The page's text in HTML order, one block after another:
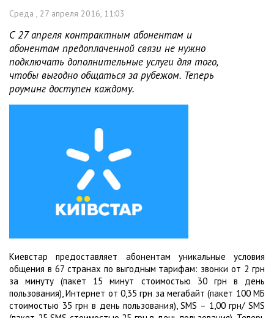
Среда , 27 апреля 2016, 11:03
С 27 апреля контрактным абонентам и
абонентам предоплаченной связи не нужно
подключать дополнительные услуги для того,
чтобы выгодно общаться за рубежом. Теперь
роуминг доступен каждому.
Киевстар предоставляет абонентам уникальные условия
общения в 67 странах по выгодным тарифам: звонки от 2 грн
за минуту (пакет 15 минут стоимостью 30 грн в день
пользования), Интернет от 0,35 грн за мегабайт (пакет 100 МБ
стоимостью 35 грн в день пользования), SMS – 1,00 грн/ SMS